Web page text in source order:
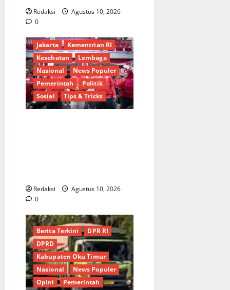
Redaksi
Agustus 10, 2026
0
Jakarta
Kementrian RI
Kesehatan
Lembaga
Nasional
News Populer
Pemerintah
Politik
Sosial
Tips & Tricks
Redaksi
Agustus 10, 2026
0
Berita Terkini
DPR RI
DPRD
Kabupaten Oku Timur
Nasional
News Populer
Opini
Pemerintah